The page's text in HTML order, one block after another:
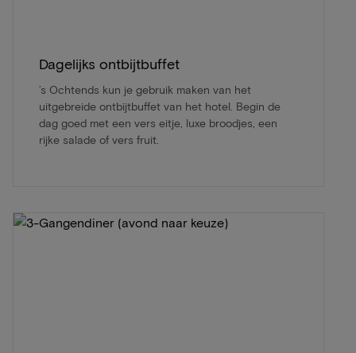
Dagelijks ontbijtbuffet
’s Ochtends kun je gebruik maken van het
uitgebreide ontbijtbuffet van het hotel. Begin de
dag goed met een vers eitje, luxe broodjes, een
rijke salade of vers fruit.